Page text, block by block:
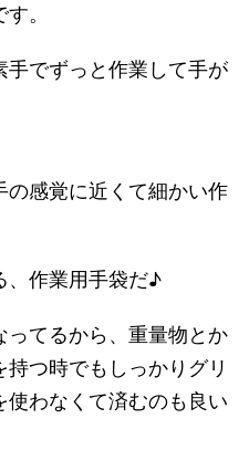
。
手でずっと作業して手が
の感覚に近くて細かい作
、作業用手袋だ♪
てるから、重量物とか
つ時でもしっかりグリ
使わなくて済むのも良い